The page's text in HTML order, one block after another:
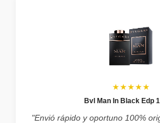
★★★★★
Bvl Man In Black Edp
"Envió rápido y oportuno 100%